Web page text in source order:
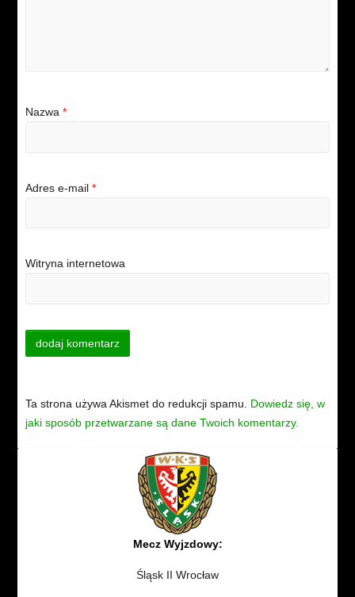
Nazwa *
Adres e-mail *
Witryna internetowa
Ta strona używa Akismet do redukcji spamu. Dowiedz się, w
jaki sposób przetwarzane są dane Twoich komentarzy.
Mecz Wyjzdowy:
Śląsk II Wrocław